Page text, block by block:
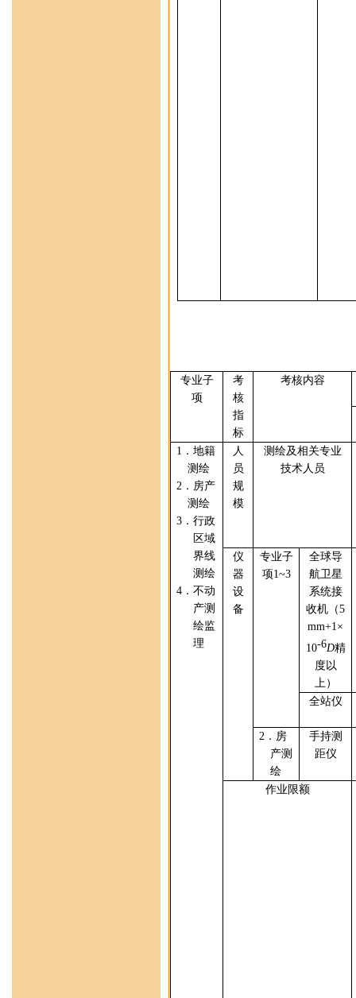
专业子
项
考
核
指
标
考核内容
1 ．地籍
测绘
2 ．房产
测绘
3 ．行政
区域
界线
测绘
4 ．不动
产测
绘监
理
人
员
规
模
测绘及相关专业
技术人员
仪
器
设
备
专业子
项1~3
全球导
航卫星
系统接
收机（5
mm+1 ×
10-6D精
度以
上）
全站仪
2 ．房
产测
绘
手持测
距仪
作业限额